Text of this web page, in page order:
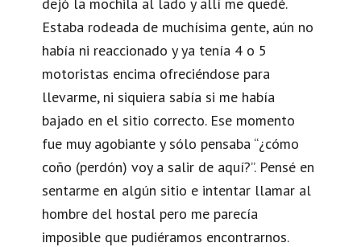
Estaba rodeada de muchísima gente, aún no
había ni reaccionado y ya tenía 4 o 5
motoristas encima ofreciéndose para
llevarme, ni siquiera sabía si me había
bajado en el sitio correcto. Ese momento
fue muy agobiante y sólo pensaba “¿cómo
coño (perdón) voy a salir de aquí?”. Pensé en
sentarme en algún sitio e intentar llamar al
hombre del hostal pero me parecía
imposible que pudiéramos encontrarnos.